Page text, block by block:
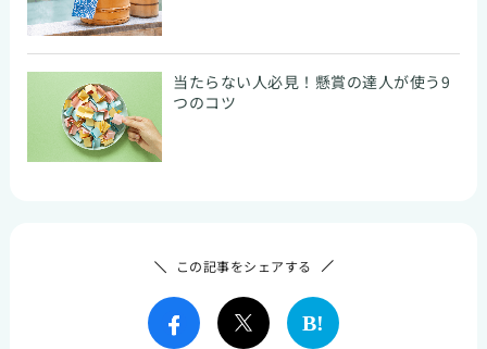
当たらない人必見！懸賞の達人が使う9
つのコツ
この記事をシェアする